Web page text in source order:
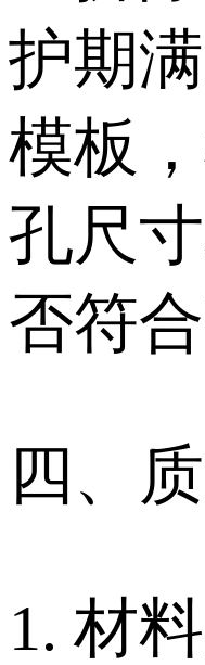
护期
模板
孔尺
否符合
四、
1. 材